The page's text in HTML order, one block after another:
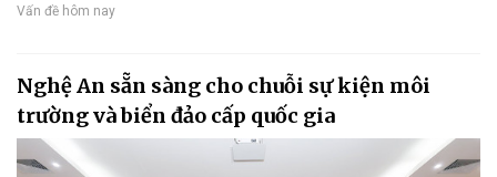
Vấn đề hôm nay
Nghệ An sẵn sàng cho chuỗi sự kiện môi
trường và biển đảo cấp quốc gia